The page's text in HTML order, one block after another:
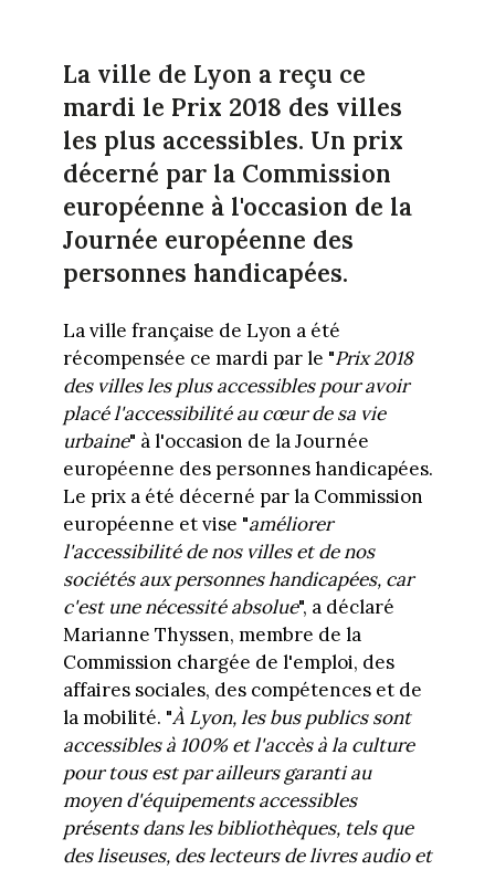
La ville de Lyon a reçu ce
mardi le Prix 2018 des villes
les plus accessibles. Un prix
décerné par la Commission
européenne à l'occasion de la
Journée européenne des
personnes handicapées.
La ville française de Lyon a été
récompensée ce mardi par le "Prix 2018
des villes les plus accessibles pour avoir
placé l'accessibilité au cœur de sa vie
urbaine" à l'occasion de la Journée
européenne des personnes handicapées.
Le prix a été décerné par la Commission
européenne et vise "améliorer
l'accessibilité de nos villes et de nos
sociétés aux personnes handicapées, car
c'est une nécessité absolue", a déclaré
Marianne Thyssen, membre de la
Commission chargée de l'emploi, des
affaires sociales, des compétences et de
la mobilité. "À Lyon, les bus publics sont
accessibles à 100% et l'accès à la culture
pour tous est par ailleurs garanti au
moyen d'équipements accessibles
présents dans les bibliothèques, tels que
des liseuses, des lecteurs de livres audio et